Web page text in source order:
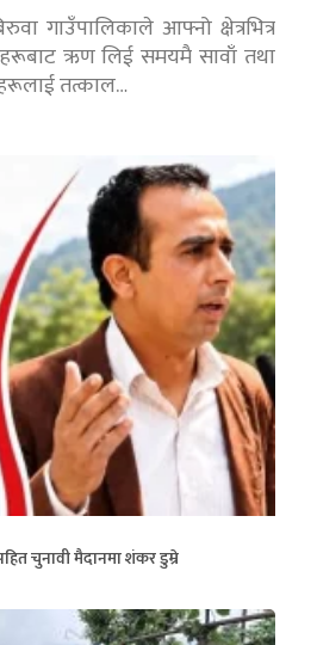
गाउँपालिकाले आफ्नो क्षेत्रभित्र
ऋण लिई समयमै सावाँ तथा
तत्काल…
चुनावी मैदानमा शंकर डुम्रे